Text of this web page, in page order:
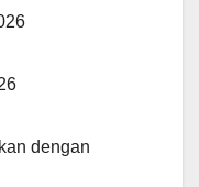
dengan